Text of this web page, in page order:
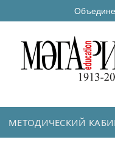
МЕТОДИЧЕСКИЙ